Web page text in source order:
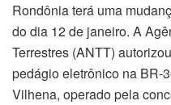
Rondônia terá uma
do dia 12 de janeiro. A
Terrestres (ANTT)
pedágio eletrônico na BR-
Vilhena, operado pela